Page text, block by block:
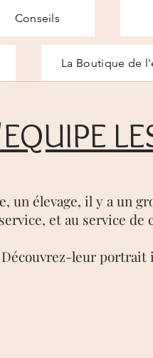
Conseils
La Boutique de
un élevage, il y a un
et au service de
Découvrez-leur portrait